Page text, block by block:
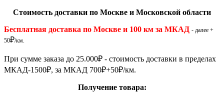
Стоимость доставки по Москве и Московской области
Бесплатная доставка по Москве и 100 км за МКАД - далее +
50₽/км.
При сумме заказа до 25.000₽ - стоимость доставки в пределах
МКАД-1500₽, за МКАД 700₽+50₽/км.
Получение товара: